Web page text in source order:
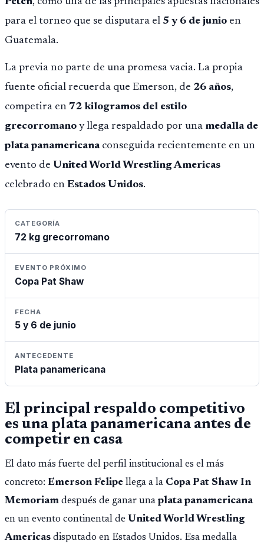
para el torneo que se disputara el 5 y 6 de junio en
Guatemala.
La previa no parte de una promesa vacia. La propia
fuente oficial recuerda que Emerson, de 26 años,
competira en 72 kilogramos del estilo
grecorromano y llega respaldado por una medalla de
plata panamericanaconseguida recientemente en un
evento de United World Wrestling Americas
celebrado en Estados Unidos.
CATEGORÍA
72 kg grecorromano
EVENTO PRÓXIMO
Copa Pat Shaw
FECHA
5 y 6 de junio
ANTECEDENTE
Plata panamericana
El principal respaldo competitivo
es una plata panamericana antes de
competir en casa
El dato más fuerte del perfil institucional es el más
concreto: Emerson Felipe llega a la Copa Pat Shaw In
Memoriam después de ganar una plata panamericana
en un evento continental de United World Wrestling
Americas disputado en Estados Unidos. Esa medalla